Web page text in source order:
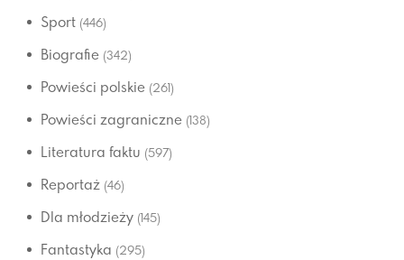
Sport (446)
Biografie (342)
Powieści polskie (261)
Powieści zagraniczne (138)
Literatura faktu (597)
Reportaż (46)
Dla młodzieży (145)
Fantastyka (295)